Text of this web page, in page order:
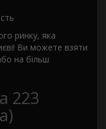
ринку, яка
Ви можете взяти
на більш
223